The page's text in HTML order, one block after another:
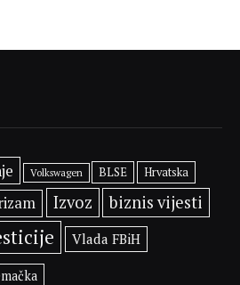
Volkswagen BLSE Hrvatska
Izvoz biznis vijesti
Vlada FBiH